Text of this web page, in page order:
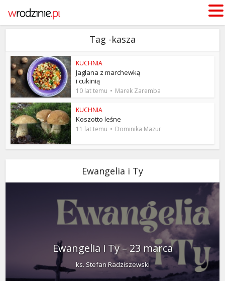
Tag -kasza
KUCHNIA
Jaglana z marchewką
i cukinią
10 lat temu Marek Zaremba
KUCHNIA
Koszotto leśne
11 lat temu Dominika Mazur
Ewangelia i Ty
Ewangelia i Ty – 23 marca
ks. Stefan Radziszewski